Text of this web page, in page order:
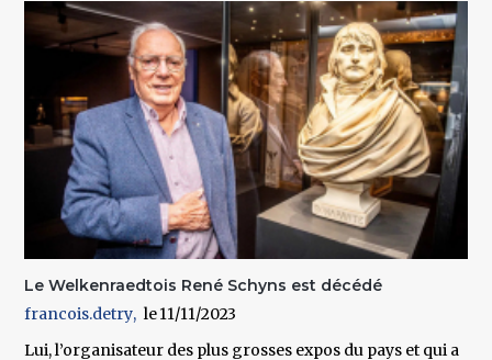
Le Welkenraedtois René Schyns est décédé
francois.detry
11/11/2023
Lui, l’organisateur des plus grosses expos du pays et qui a